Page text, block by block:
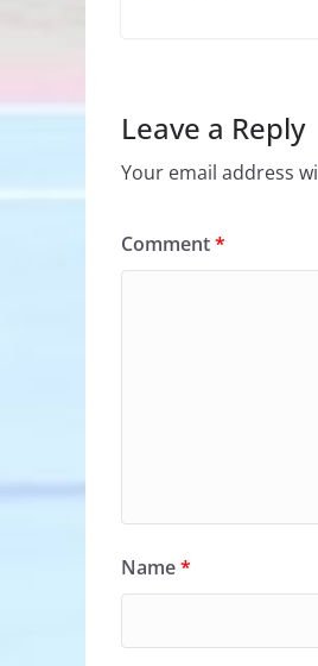
Leave a Reply
Your email address
Comment*
Name*